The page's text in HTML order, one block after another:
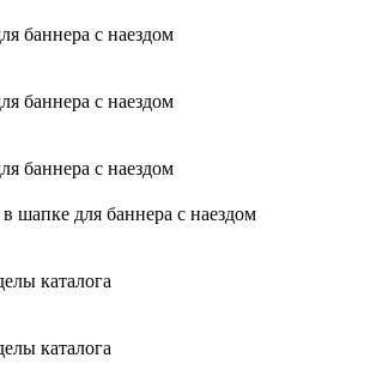
баннера с наездом
баннера с наездом
баннера с наездом
шапке для баннера с наездом
каталога
каталога